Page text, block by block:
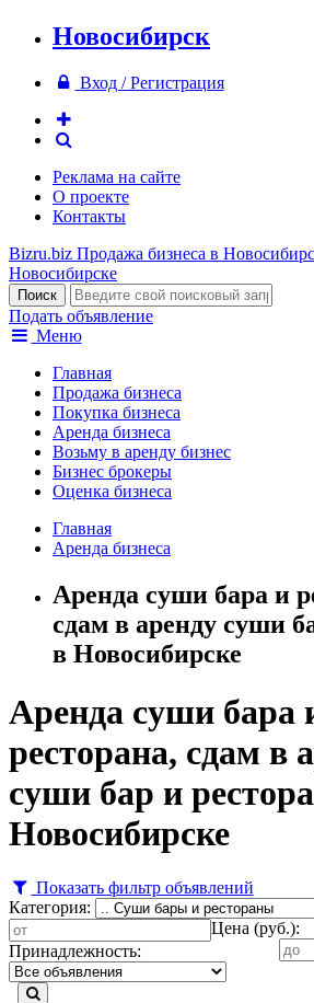
Новосибирск
Вход / Регистрация
Реклама на сайте
О проекте
Контакты
Bizru.biz Продажа бизнеса в
Новосибирске
Подать объявление
Меню
Главная
Продажа бизнеса
Покупка бизнеса
Аренда бизнеса
Возьму в аренду бизнес
Бизнес брокеры
Оценка бизнеса
Главная
Аренда бизнеса
Аренда суши бара и
сдам в аренду суши
в Новосибирске
Аренда суши бара
ресторана, сдам в
суши бар и
Новосибирске
Показать фильтр объявлений
Категория:
Цена (руб.):
Принадлежность: